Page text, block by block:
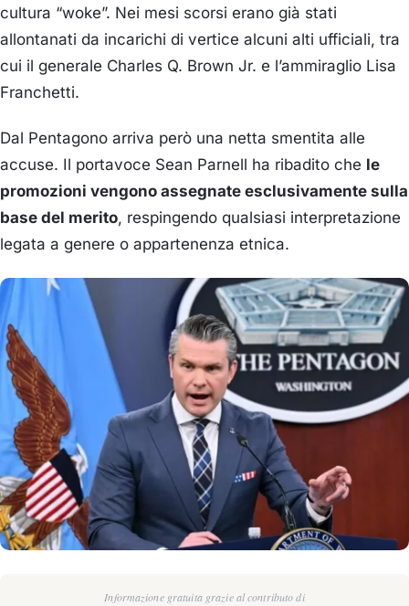
cultura “woke”. Nei mesi scorsi erano già stati
allontanati da incarichi di vertice alcuni alti ufficiali, tra
cui il generale Charles Q. Brown Jr. e l’ammiraglio Lisa
Franchetti.
Dal Pentagono arriva però una netta smentita alle
accuse. Il portavoce Sean Parnell ha ribadito che le
promozioni vengono assegnate esclusivamente sulla
base del merito, respingendo qualsiasi interpretazione
legata a genere o appartenenza etnica.
Informazione gratuita grazie al contributo di